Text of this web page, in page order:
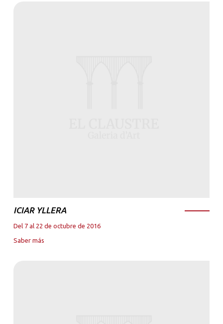
ICIAR YLLERA
Del 7 al 22 de octubre de 2016
Saber más